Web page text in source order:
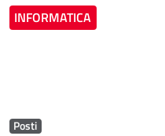
INFORMATICA
Posti